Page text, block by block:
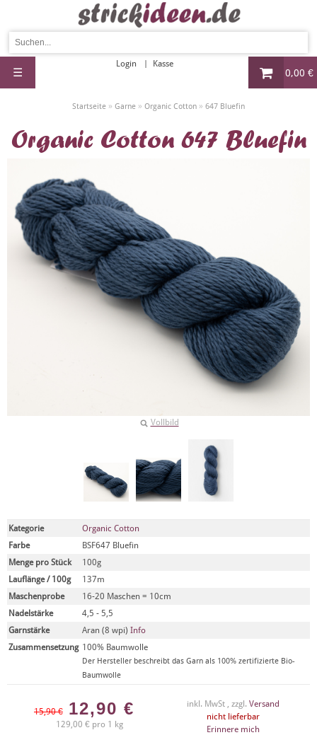
0,00 €
Login Kasse
☰
Startseite » Garne » Organic Cotton » 647 Bluefin
Organic Cotton 647 Bluefin
Vollbild
Kategorie
Organic Cotton
Farbe
BSF647 Bluefin
Menge pro Stück
100g
Lauflänge / 100g
137m
Maschenprobe
16-20 Maschen = 10cm
Nadelstärke
4,5 - 5,5
Garnstärke
Aran (8 wpi) Info
Zusammensetzung 100% Baumwolle
Der Hersteller beschreibt das Garn als 100% zertifizierte Bio-
Baumwolle
15,90 € 12,90 €
129,00 € pro 1 kg
inkl. MwSt , zzgl. Versand
nicht lieferbar
Erinnere mich